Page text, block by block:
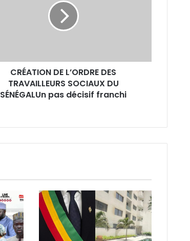
CRÉATION DE L’ORDRE DES
TRAVAILLEURS SOCIAUX DU
SÉNÉGALUn pas décisif franchi